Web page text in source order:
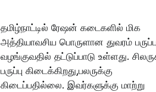
தமிழ்நாட்டில் ரேஷன் கடைகளில் மிக
அத்தியாவசிய பொருளான துவரம்
வழங்குவதில் தட்டுப்பாடு உள்ளது.
பருப்பு கிடைக்கிறது,பலருக்கு
கிடைப்பதில்லை. இவர்களுக்கு மாற்று